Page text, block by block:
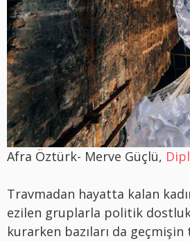
Afra Öztürk- Merve Güçlü,
Travmadan hayatta kalan
ezilen gruplarla politik
kurarken bazıları da